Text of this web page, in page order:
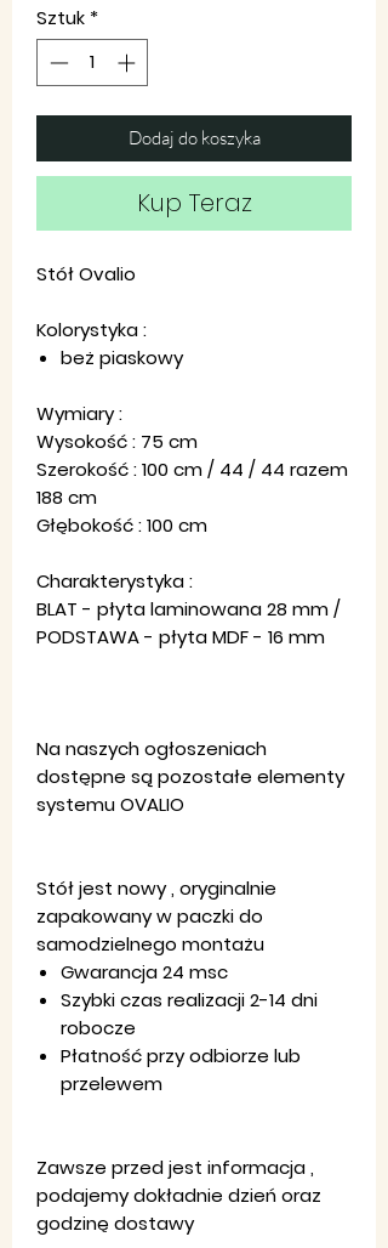
Sztuk *
Dodaj do koszyka
Kup Teraz
Stół Ovalio
Kolorystyka :
beż piaskowy
Wymiary :
Wysokość : 75 cm
Szerokość : 100 cm / 44 / 44 razem
188 cm
Głębokość : 100 cm
Charakterystyka :
BLAT - płyta laminowana 28 mm /
PODSTAWA - płyta MDF - 16 mm
Na naszych ogłoszeniach
dostępne są pozostałe elementy
systemu OVALIO
Stół jest nowy , oryginalnie
zapakowany w paczki do
samodzielnego montażu
Gwarancja 24 msc
Szybki czas realizacji 2-14 dni
robocze
Płatność przy odbiorze lub
przelewem
Zawsze przed jest informacja ,
podajemy dokładnie dzień oraz
godzinę dostawy